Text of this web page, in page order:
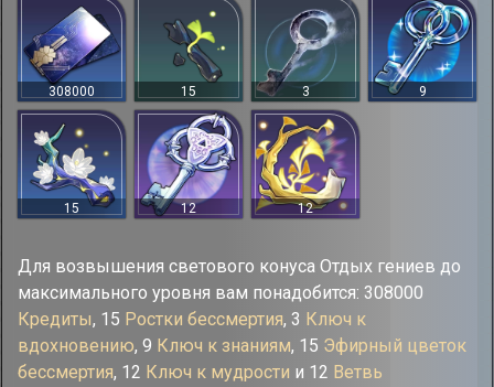
308000 15 3 9
15 12 12
Для возвышения светового конуса Отдых гениев до
максимального уровня вам понадобится: 308000
Кредиты, 15 Ростки бессмертия, 3 Ключ к
вдохновению, 9 Ключ к знаниям, 15 Эфирный цветок
бессмертия, 12 Ключ к мудрости и 12 Ветвь